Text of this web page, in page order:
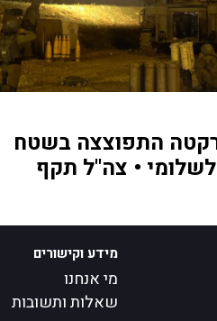
רקטה התפוצצה בשטח
• צה"ל תקף
מידע וקישורים
מי אנחנו
שאלות ותשובות